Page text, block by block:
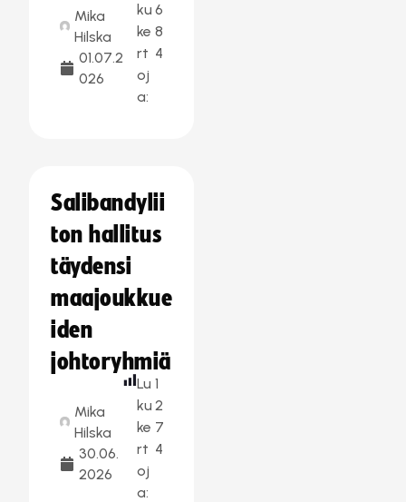
Mika
Hilska
01.07.2
026
ku
ke
rt
oj
a:
6
8
4
Salibandylii
ton hallitus
täydensi
maajoukkue
iden
johtoryhmiä
Mika
Hilska
30.06.
2026
Lu
ku
ke
rt
oj
a:
1
2
7
4